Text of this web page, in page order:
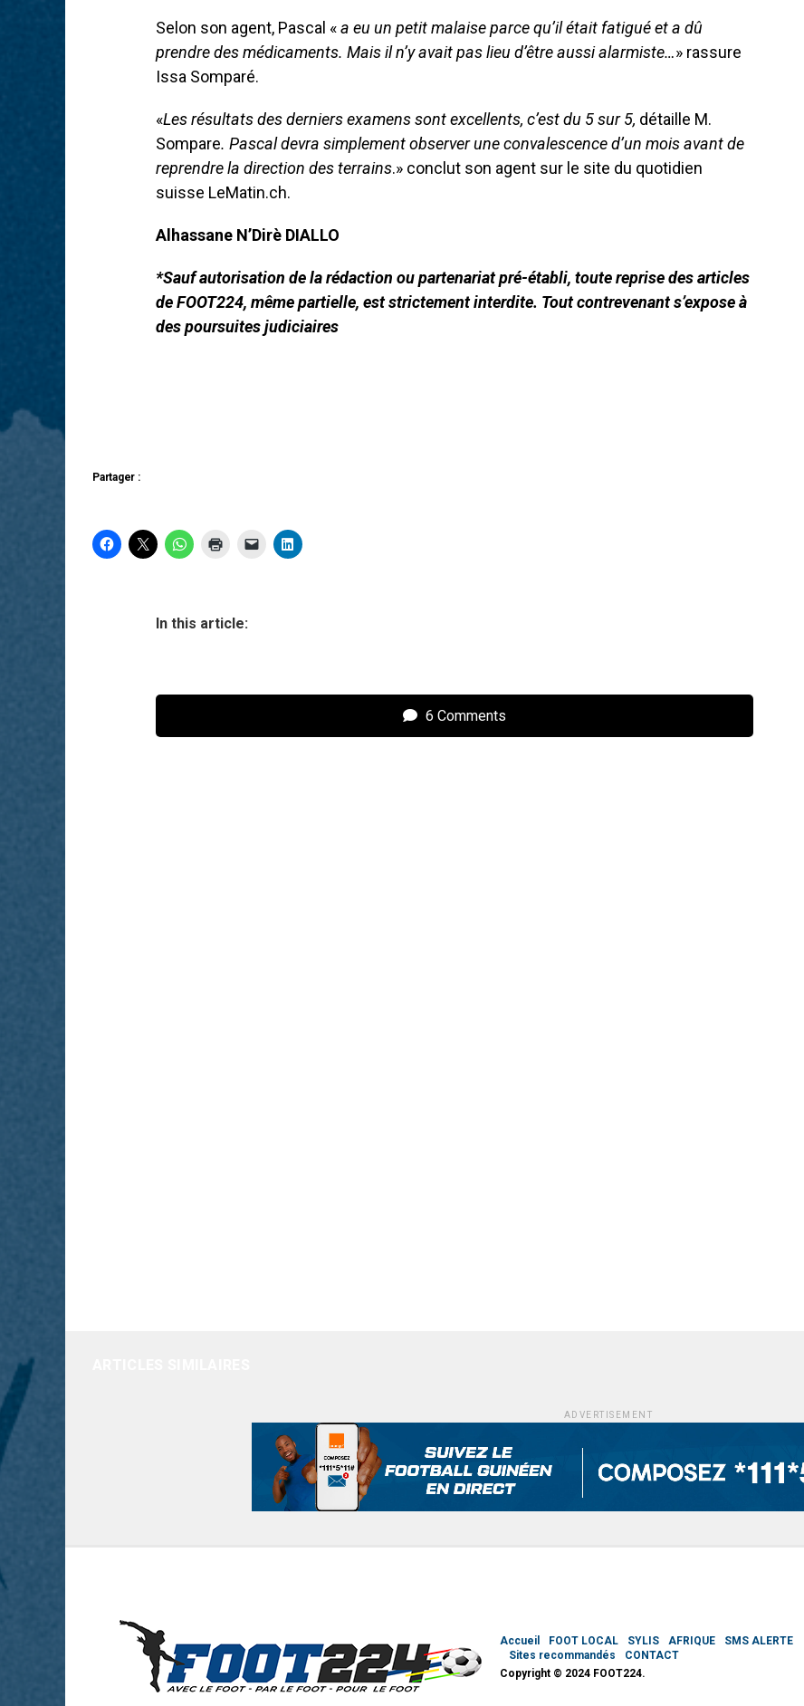
Selon son agent, Pascal «a eu un petit malaise parce qu’il était fatigué et a dû
prendre des médicaments. Mais il n’y avait pas lieu d’être aussi alarmiste…» rassure
Issa Somparé.
«Les résultats des derniers examens sont excellents, c’est du 5 sur 5, détaille M.
Sompare. Pascal devra simplement observer une convalescence d’un mois avant de
reprendre la direction des terrains.» conclut son agent sur le site du quotidien
suisse LeMatin.ch.
Alhassane N’Dirè DIALLO
*Sauf autorisation de la rédaction ou partenariat pré-établi, toute reprise des articles
de FOOT224, même partielle, est strictement interdite. Tout contrevenant s’expose à
des poursuites judiciaires
Partager :
In this article:
6 Comments
ADVERTISEMENT
Accueil FOOT LOCAL SYLIS AFRIQUE
SMS ALERTE
Sites recommandés
CONTACT
Copyright © 2024 FOOT224.